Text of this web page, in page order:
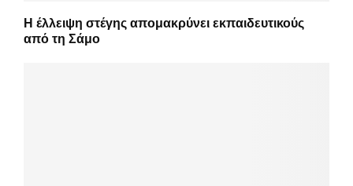
Η έλλειψη στέγης απομακρύνει εκπαιδευτικούς
από τη Σάμο